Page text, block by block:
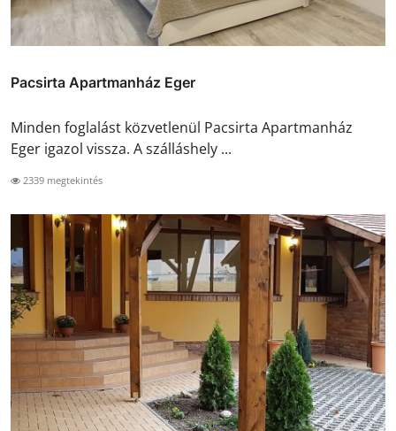
Pacsirta Apartmanház Eger
Minden foglalást közvetlenül Pacsirta Apartmanház
Eger igazol vissza. A szálláshely ...
2339 megtekintés